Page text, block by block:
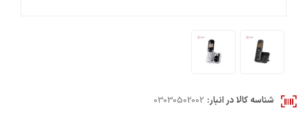
شناسه کالا در انبار: 03030502002